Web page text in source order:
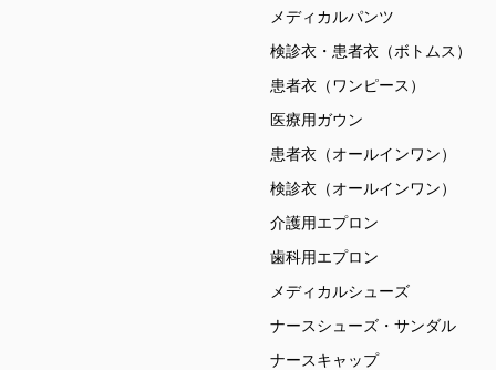
メディカルパンツ
検診衣・患者衣（ボトムス）
患者衣（ワンピース）
医療用ガウン
患者衣（オールインワン）
検診衣（オールインワン）
介護用エプロン
歯科用エプロン
メディカルシューズ
ナースシューズ・サンダル
ナースキャップ